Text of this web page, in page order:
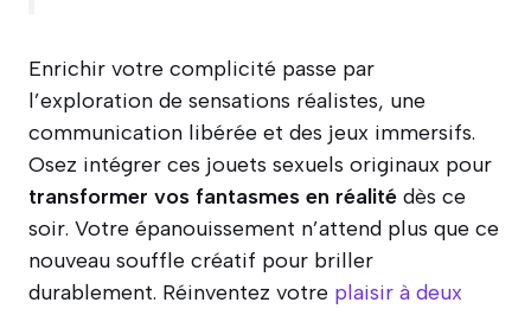
Enrichir votre complicité passe par
l’exploration de sensations réalistes, une
communication libérée et des jeux immersifs.
Osez intégrer ces jouets sexuels originaux pour
transformer vos fantasmes en réalité dès ce
soir. Votre épanouissement n’attend plus que ce
nouveau souffle créatif pour briller
durablement. Réinventez votre plaisir à deux